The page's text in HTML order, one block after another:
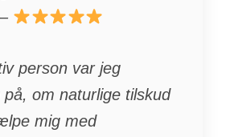
–
person var jeg
på, om naturlige tilskud
mig med